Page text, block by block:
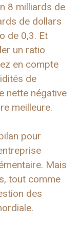
8 milliards de
de dollars
de 0,3. Et
un ratio
en compte
de
nette négative
meilleure.
pour
Mais
tout comme
des